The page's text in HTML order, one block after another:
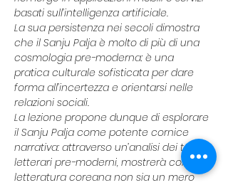
basati sull’intelligenza artificiale.
La sua persistenza nei secoli dimostra
che il Sanju Palja è molto di più di una
cosmologia pre-moderna: è una
pratica culturale sofisticata per dare
forma all’incertezza e orientarsi nelle
relazioni sociali.
La lezione propone dunque di esplorare
il Sanju Palja come potente cornice
narrativa: attraverso un’analisi dei testi
letterari pre-moderni, mostrerà come la
letteratura coreana non sia un mero